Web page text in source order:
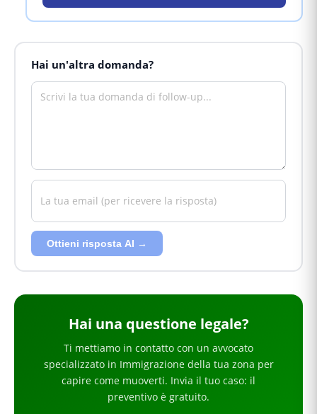
Hai un'altra domanda?
Ottieni risposta AI →
Hai una questione legale?
Ti mettiamo in contatto con un avvocato
specializzato in Immigrazionedella tua zona per
capire come muoverti. Invia il tuo caso: il
preventivo è gratuito.